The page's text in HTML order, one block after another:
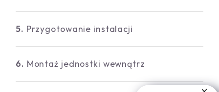
5. Przygotowanie instalacji
6. Montaż jednostki wewnątrz